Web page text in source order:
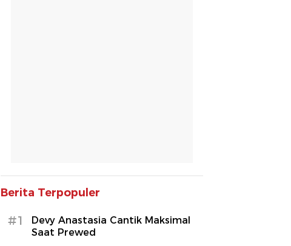
Berita Terpopuler
#1
Devy Anastasia Cantik Maksimal
Saat Prewed